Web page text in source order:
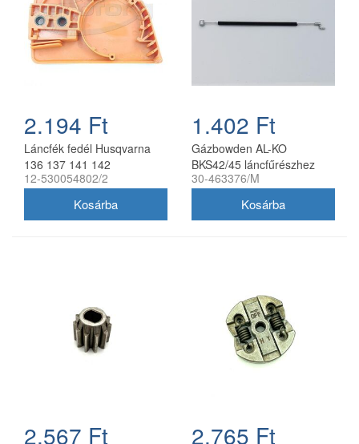
2.194 Ft
Láncfék fedél Husqvarna
136 137 141 142
láncfűrészhez utángyártott
12-530054802/2
1.402 Ft
Gázbowden AL-KO
BKS42/45 láncfűrészhez
utángyártott 30-463376/M
30-463376/M
2.567 Ft 2.765 Ft